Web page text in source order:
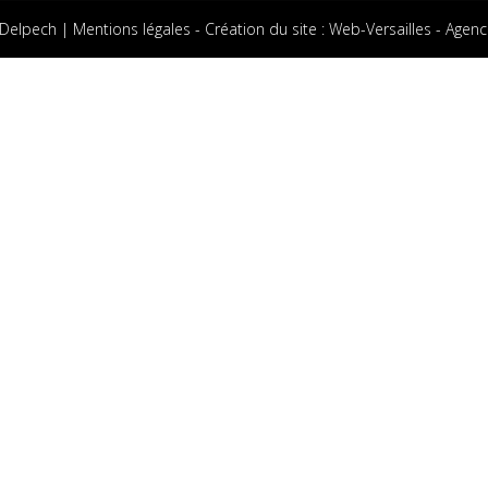
| Mentions légales - Création du site : Web-Versailles -